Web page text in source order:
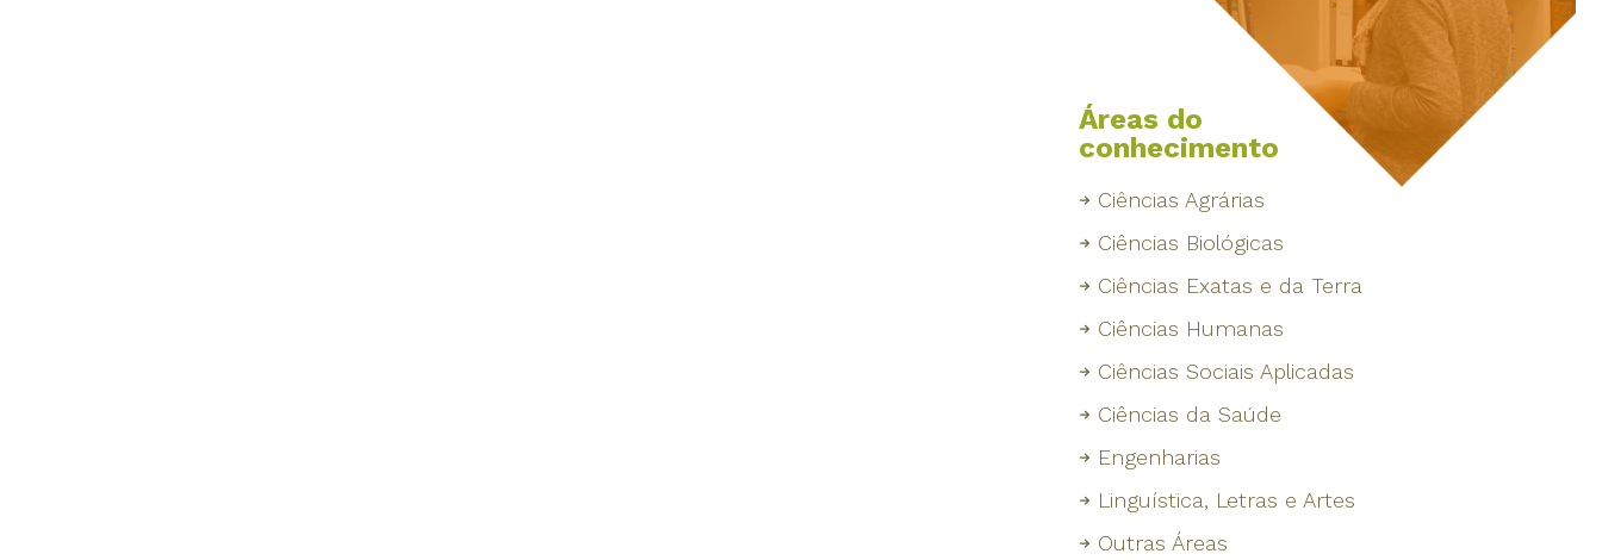
Áreas do
conhecimento
Ciências Agrárias
Ciências Biológicas
Ciências Exatas e da Terra
Ciências Humanas
Ciências Sociais Aplicadas
Ciências da Saúde
Engenharias
Linguística, Letras e Artes
Outras Áreas